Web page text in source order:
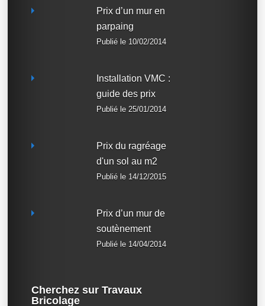
Prix d’un mur en
parpaing
Publié le 10/02/2014
Installation VMC :
guide des prix
Publié le 25/01/2014
Prix du ragréage
d'un sol au m2
Publié le 14/12/2015
Prix d’un mur de
soutènement
Publié le 14/04/2014
Cherchez sur Travaux
Bricolage